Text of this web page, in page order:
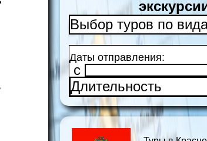
Выбор туров по
Даты отправления:
c
Длительность